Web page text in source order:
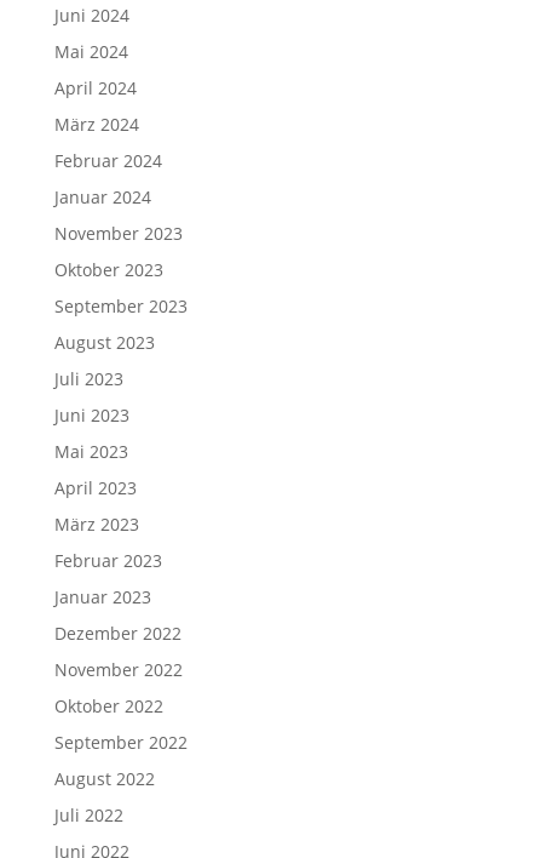
Juni 2024
Mai 2024
April 2024
März 2024
Februar 2024
Januar 2024
November 2023
Oktober 2023
September 2023
August 2023
Juli 2023
Juni 2023
Mai 2023
April 2023
März 2023
Februar 2023
Januar 2023
Dezember 2022
November 2022
Oktober 2022
September 2022
August 2022
Juli 2022
Juni 2022